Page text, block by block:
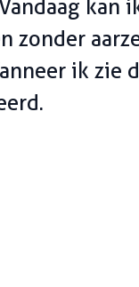
kan
zonder
ik zie